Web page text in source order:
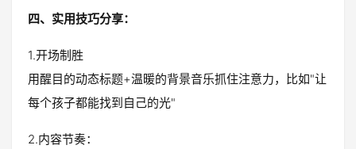
四、实用技巧分享：
1.开场制胜
用醒目的动态标题+温暖的背景音乐抓住注意力，比如"让
每个孩子都能找到自己的光"
2.内容节奏：